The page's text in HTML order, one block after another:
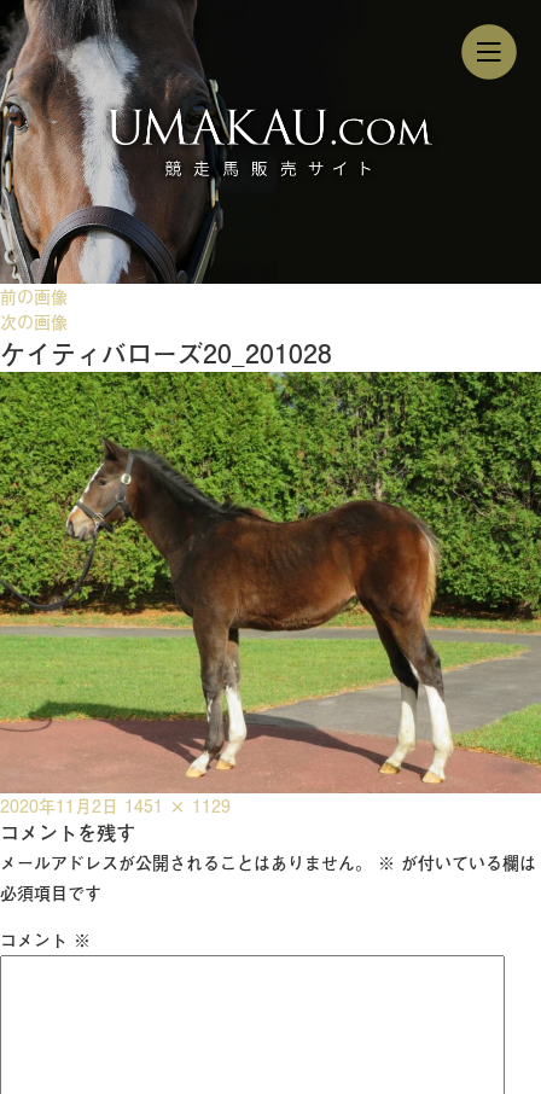
前の画像
次の画像
ケイティバローズ20_201028
投
稿
日:
2020年11月2日 フ
ル
サ
1451 × 1129
コメントを残す
メールアドレスが公開されることはありません。 ※ が付いている欄は
必須項目です
コメント ※